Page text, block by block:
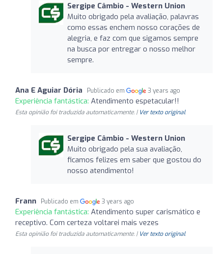
Sergipe Câmbio - Western Union
Muito obrigado pela avaliação, palavras
como essas enchem nosso corações de
alegria, e faz com que sigamos sempre
na busca por entregar o nosso melhor
sempre.
Ana E Aguiar Dória Publicado em 3 years ago
Experiência fantástica: Atendimento espetacular!!
Esta opinião foi traduzida automaticamente. | Ver texto original
Sergipe Câmbio - Western Union
Muito obrigado pela sua avaliação,
ficamos felizes em saber que gostou do
nosso atendimento!
Frann Publicado em 3 years ago
Experiência fantástica: Atendimento super carismático e
receptivo. Com certeza voltarei mais vezes
Esta opinião foi traduzida automaticamente. | Ver texto original